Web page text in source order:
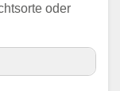
oder